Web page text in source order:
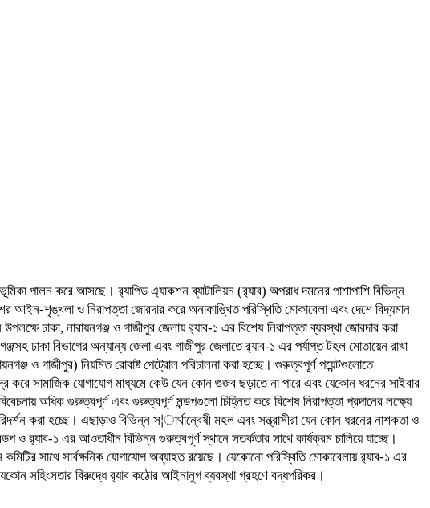
পালন করে আসছে। র‌্যাপিড এ্যাকশন ব্যাটালিয়ন (র‌্যাব) অপরাধ দমনের পাশাপাশি বিভিন্ন
আইন-শৃঙ্খলা ও নিরাপত্তা জোরদার করে অনাকাঙ্খিত পরিস্থিতি মোকাবেলা এবং দেশে বিদ্যমান
উপলক্ষে ঢাকা, নারায়নগঞ্জ ও গাজীপুর জেলায় র‌্যাব-১ এর বিশেষ নিরাপত্তা ব্যবস্থা জোরদার করা
ঢাকা বিভাগের অন্যান্য জেলা এবং গাজীপুর জেলাতে র‌্যাব-১ এর পর্যাপ্ত টহল মোতায়েন রাখা
ও গাজীপুর) নিয়মিত রোবাষ্ট পেট্রোল পরিচালনা করা হচ্ছে। গুরুত্বপূর্ণ পয়েন্টগুলোতে
করে সামাজিক যোগাযোগ মাধ্যমে কেউ যেন কোন গুজব ছড়াতে না পারে এবং যেকোন ধরনের সাইবার
অধিক গুরুত্বপূর্ণ এবং গুরুত্বপূর্ণ মন্ডপগুলো চিহ্নিত করে বিশেষ নিরাপত্তা প্রদানের লক্ষ্যে
করা হচ্ছে। এছাড়াও বিভিন্ন স¦ার্থান্বেষী মহল এবং সন্ত্রাসীরা যেন কোন ধরনের নাশকতা ও
ও র‌্যাব-১ এর আওতাধীন বিভিন্ন গুরুত্বপূর্ণ স্থানে সতর্কতার সাথে কার্যক্রম চালিয়ে যাচ্ছে।
সাথে সার্বক্ষনিক যোগাযোগ অব্যাহত রয়েছে। যেকোনো পরিস্থিতি মোকাবেলায় র‌্যাব-১ এর
সহিংসতার বিরুদ্ধে র‌্যাব কঠোর আইনানুগ ব্যবস্থা গ্রহণে বদ্ধপরিকর।